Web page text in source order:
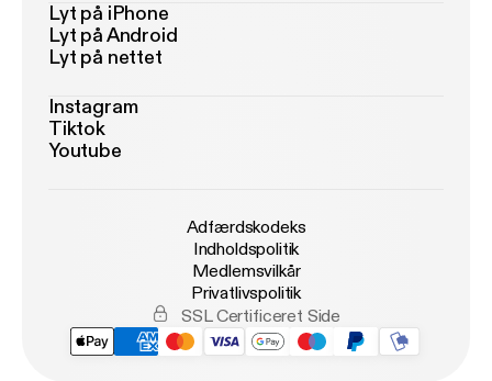
Lyt på iPhone
Lyt på Android
Lyt på nettet
Instagram
Tiktok
Youtube
Adfærdskodeks
Indholdspolitik
Medlemsvilkår
Privatlivspolitik
SSL Certificeret Side